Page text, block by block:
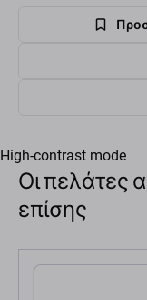
High-contrast mode
Οι πελάτες
επίσης